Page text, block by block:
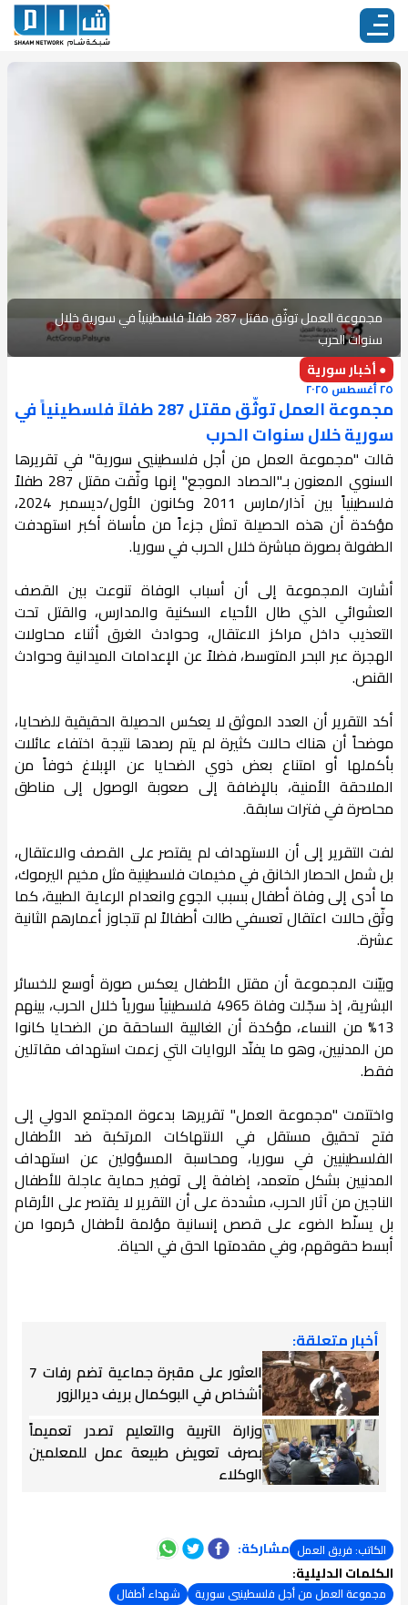
مجموعة العمل توثّق مقتل 287 طفلاً فلسطينياً في سورية خلال
سنوات الحرب
● أخبار سورية
٢٥ أغسطس ٢٠٢٥
مجموعة العمل توثّق مقتل 287 طفلاً فلسطينياً في
سورية خلال سنوات الحرب
قالت "مجموعة العمل من أجل فلسطينيي سورية" في تقريرها
السنوي المعنون بـ"الحصاد الموجع" إنها وثّقت مقتل 287 طفلاً
فلسطينياً بين آذار/مارس 2011 وكانون الأول/ديسمبر 2024،
مؤكدة أن هذه الحصيلة تمثل جزءاً من مأساة أكبر استهدفت
الطفولة بصورة مباشرة خلال الحرب في سوريا.
أشارت المجموعة إلى أن أسباب الوفاة تنوعت بين القصف
العشوائي الذي طال الأحياء السكنية والمدارس، والقتل تحت
التعذيب داخل مراكز الاعتقال، وحوادث الغرق أثناء محاولات
الهجرة عبر البحر المتوسط، فضلاً عن الإعدامات الميدانية وحوادث
القنص.
أكد التقرير أن العدد الموثق لا يعكس الحصيلة الحقيقية للضحايا،
موضحاً أن هناك حالات كثيرة لم يتم رصدها نتيجة اختفاء عائلات
بأكملها أو امتناع بعض ذوي الضحايا عن الإبلاغ خوفاً من
الملاحقة الأمنية، بالإضافة إلى صعوبة الوصول إلى مناطق
محاصرة في فترات سابقة.
لفت التقرير إلى أن الاستهداف لم يقتصر على القصف والاعتقال،
بل شمل الحصار الخانق في مخيمات فلسطينية مثل مخيم اليرموك،
ما أدى إلى وفاة أطفال بسبب الجوع وانعدام الرعاية الطبية، كما
وثّق حالات اعتقال تعسفي طالت أطفالاً لم تتجاوز أعمارهم الثانية
عشرة.
وبيّنت المجموعة أن مقتل الأطفال يعكس صورة أوسع للخسائر
البشرية، إذ سجّلت وفاة 4965 فلسطينياً سورياً خلال الحرب، بينهم
13% من النساء، مؤكدة أن الغالبية الساحقة من الضحايا كانوا
من المدنيين، وهو ما يفنّد الروايات التي زعمت استهداف مقاتلين
فقط.
واختتمت "مجموعة العمل" تقريرها بدعوة المجتمع الدولي إلى
فتح تحقيق مستقل في الانتهاكات المرتكبة ضد الأطفال
الفلسطينيين في سوريا، ومحاسبة المسؤولين عن استهداف
المدنيين بشكل متعمد، إضافة إلى توفير حماية عاجلة للأطفال
الناجين من آثار الحرب، مشددة على أن التقرير لا يقتصر على الأرقام
بل يسلّط الضوء على قصص إنسانية مؤلمة لأطفال حُرموا من
أبسط حقوقهم، وفي مقدمتها الحق في الحياة.
أخبار متعلقة:
العثور على مقبرة جماعية تضم رفات 7
أشخاص في البوكمال بريف ديرالزور
وزارة التربية والتعليم تصدر تعميماً
بصرف تعويض طبيعة عمل للمعلمين
الوكلاء
الكاتب: فريق العمل مشاركة:
الكلمات الدليلية:
مجموعة العمل من أجل فلسطينيي سورية شهداء أطفال